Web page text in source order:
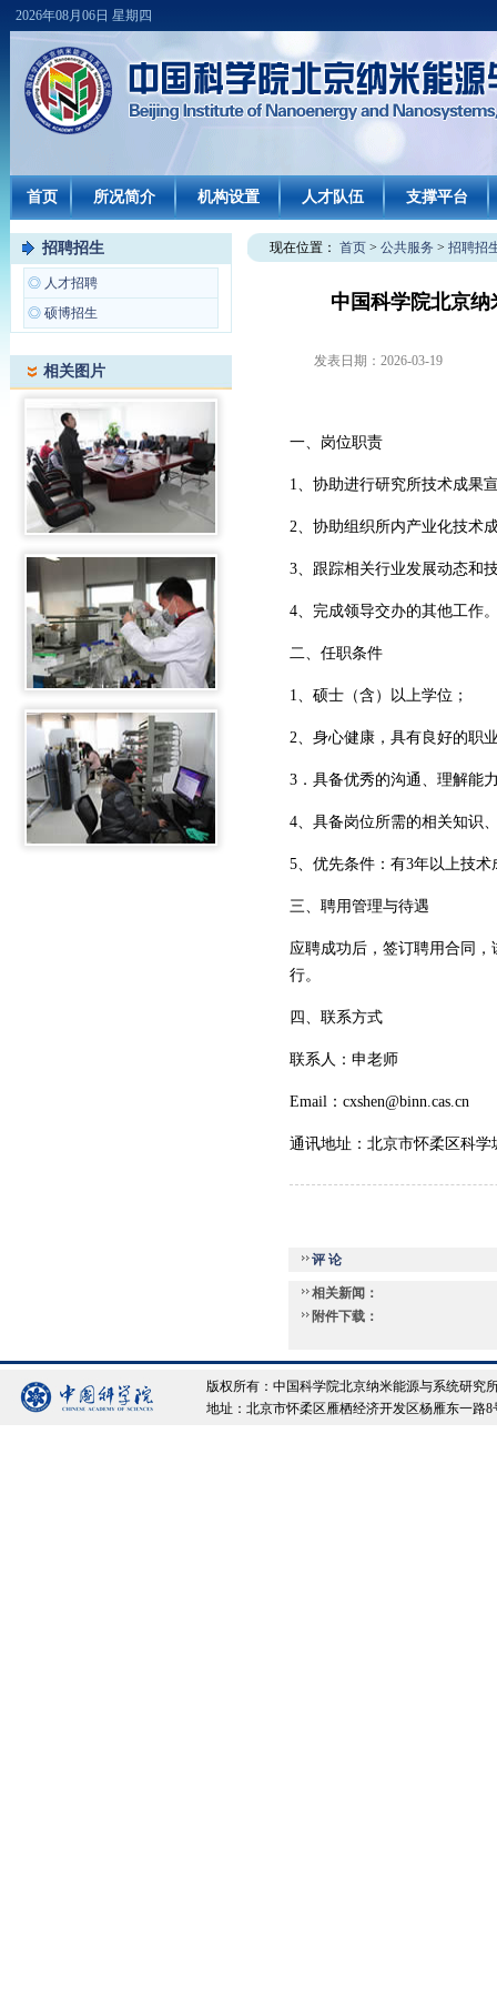
2026年08月06日 星期四
首页 所况简介 机构设置 人才队伍 支撑平台
招聘招生
◎ 人才招聘
◎ 硕博招生
相关图片
现在位置： 首页> 公共服务 > 招聘招
中国科学院北京
发表日期： 2026-03-19
一、岗位职责
1、协助进行研究所技术成果
2、协助组织所内产业化技术
3、跟踪相关行业发展动态和
4、完成领导交办的其他工作
二、任职条件
1、硕士（含）以上学位；
2、身心健康，具有良好的职
3．具备优秀的沟通、理解能
4、具备岗位所需的相关知识
5、优先条件：有3年以上技
三、聘用管理与待遇
应聘成功后，签订聘用合同
行。
四、联系方式
联系人：申老师
Email：cxshen@binn.cas.cn
通讯地址：北京市怀柔区科学
评 论
相关新闻：
附件下载：
版权所有：中国科学院北京纳米能源与系统研究
地址：北京市怀柔区雁栖经济开发区杨雁东一路8